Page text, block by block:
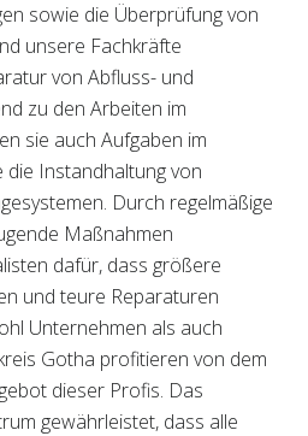
sowie die Überprüfung von
unsere Fachkräfte
von Abfluss- und
zu den Arbeiten im
sie auch Aufgaben im
Instandhaltung von
Durch regelmäßige
Maßnahmen
dafür, dass größere
und teure Reparaturen
Unternehmen als auch
Gotha profitieren von dem
dieser Profis. Das
gewährleistet, dass alle